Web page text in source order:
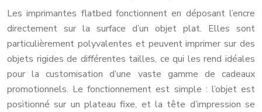
Les imprimantes flatbed fonctionnent en déposant l’encre
directement sur la surface d’un objet plat. Elles sont
particulièrement polyvalentes et peuvent imprimer sur des
objets rigides de différentes tailles, ce qui les rend idéales
pour la customisation d’une vaste gamme de cadeaux
promotionnels. Le fonctionnement est simple : l’objet est
positionné sur un plateau fixe, et la tête d’impression se